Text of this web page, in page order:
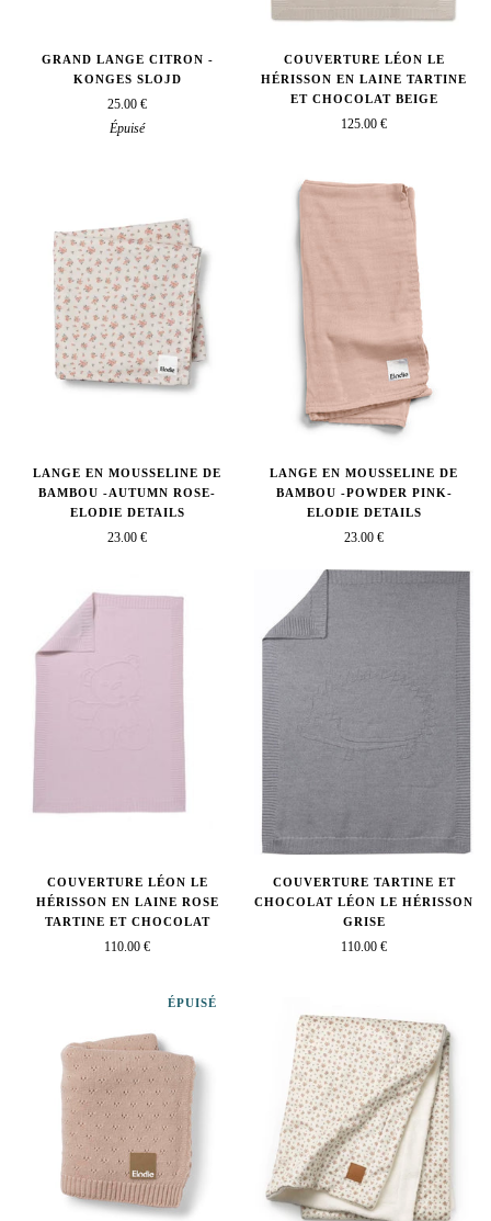
GRAND LANGE CITRON -
KONGES SLOJD
25.00 €
Épuisé
COUVERTURE LÉON LE
HÉRISSON EN LAINE TARTINE
ET CHOCOLAT BEIGE
125.00 €
LANGE EN MOUSSELINE DE
BAMBOU -AUTUMN ROSE-
ELODIE DETAILS
23.00 €
LANGE EN MOUSSELINE DE
BAMBOU -POWDER PINK-
ELODIE DETAILS
23.00 €
COUVERTURE LÉON LE
HÉRISSON EN LAINE ROSE
TARTINE ET CHOCOLAT
110.00 €
COUVERTURE TARTINE ET
CHOCOLAT LÉON LE HÉRISSON
GRISE
110.00 €
ÉPUISÉ